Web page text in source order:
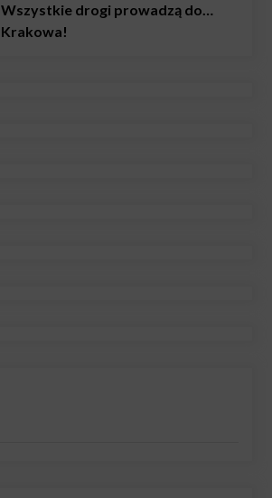
Wszystkie drogi prowadzą do…
Krakowa!